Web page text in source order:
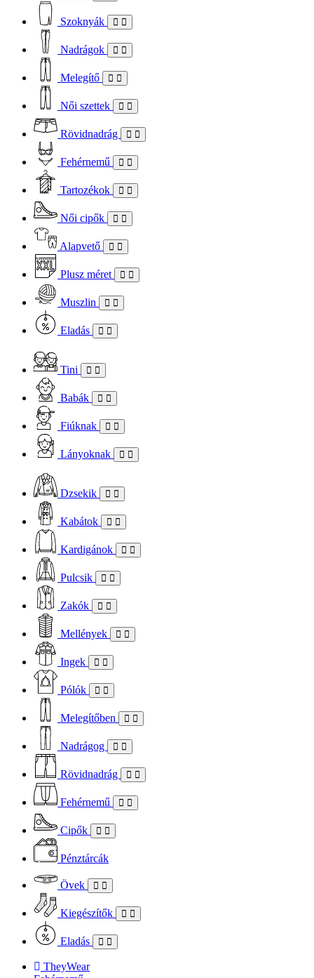
Szoknyák
Nadrágok
Melegítő
Női szettek
Rövidnadrág
Fehérnemű
Tartozékok
Női cipők
Alapvető
Plusz méret
Muszlin
Eladás
Tini
Babák
Fiúknak
Lányoknak
Dzsekik
Kabátok
Kardigánok
Pulcsik
Zakók
Mellények
Ingek
Pólók
Melegítőben
Nadrágog
Rövidnadrág
Fehérnemű
Cipők
Pénztárcák
Övek
Kiegészítők
Eladás
TheyWear